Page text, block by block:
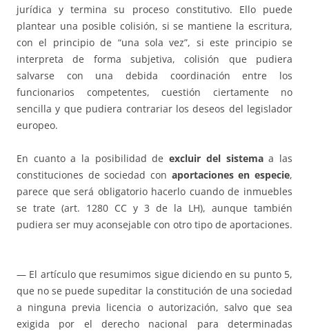
jurídica y termina su proceso constitutivo. Ello puede
plantear una posible colisión, si se mantiene la escritura,
con el principio de “una sola vez”, si este principio se
interpreta de forma subjetiva, colisión que pudiera
salvarse con una debida coordinación entre los
funcionarios competentes, cuestión ciertamente no
sencilla y que pudiera contrariar los deseos del legislador
europeo.
En cuanto a la posibilidad deexcluir del sistemaa las
constituciones de sociedad con aportaciones en especie,
parece que será obligatorio hacerlo cuando de inmuebles
se trate (art. 1280 CC y 3 de la LH), aunque también
pudiera ser muy aconsejable con otro tipo de aportaciones.
— El artículo que resumimos sigue diciendo en su punto 5,
que no se puede supeditar la constitución de una sociedad
a ninguna previa licencia o autorización, salvo que sea
exigida por el derecho nacional para determinadas